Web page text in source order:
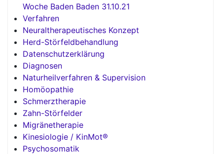
Woche Baden Baden 31.10.21
Verfahren
Neuraltherapeutisches Konzept
Herd-Störfeldbehandlung
Datenschutzerklärung
Diagnosen
Naturheilverfahren & Supervision
Homöopathie
Schmerztherapie
Zahn-Störfelder
Migränetherapie
Kinesiologie / KinMot®
Psychosomatik